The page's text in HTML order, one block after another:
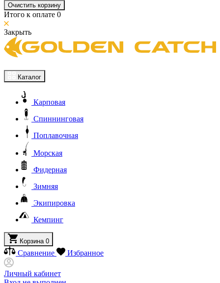
Очистить корзину
Итого к оплате 0
Закрыть
Каталог
Карповая
Спиннинговая
Поплавочная
Морская
Фидерная
Зимняя
Экипировка
Кемпинг
Корзина 0
Сравнение Избранное
Личный кабинет